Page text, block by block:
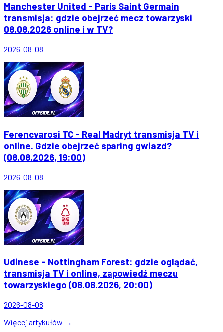
Manchester United - Paris Saint Germain
transmisja: gdzie obejrzeć mecz towarzyski
08.08.2026 online i w TV?
2026-08-08
Ferencvarosi TC - Real Madryt transmisja TV i
online. Gdzie obejrzeć sparing gwiazd?
(08.08.2026, 19:00)
2026-08-08
Udinese - Nottingham Forest: gdzie oglądać,
transmisja TV i online, zapowiedź meczu
towarzyskiego (08.08.2026, 20:00)
2026-08-08
Więcej artykułów →